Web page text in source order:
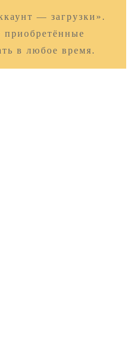
— загрузки».
приобретённые
в любое время.